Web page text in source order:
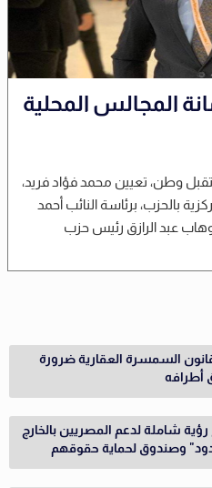
المجالس المحلية
وطن، تعيين محمد فؤاد فريد،
بالحزب، برئاسة النائب أحمد
عبد الرازق رئيس حزب
قانون السمسرة العقارية ضرورة
أطرافه
شاملة لدعم المصريين بالخارج
وصندوق لحماية حقوقهم